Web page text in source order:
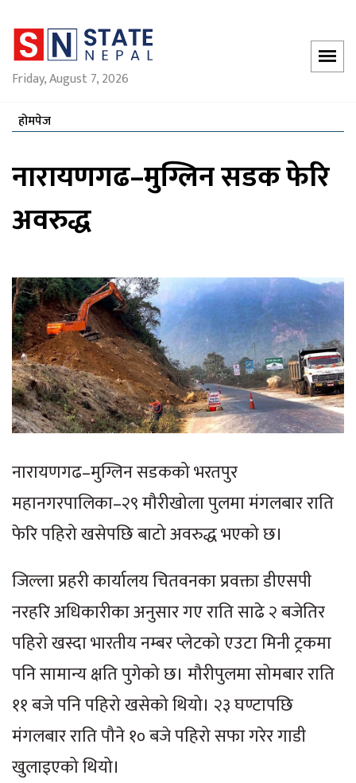
Friday, August 7, 2026
होमपेज
नारायणगढ–मुग्लिन सडक फेरि
अवरुद्ध
नारायणगढ–मुग्लिन सडकको भरतपुर
महानगरपालिका–२९ मौरीखोला पुलमा मंगलबार राति
फेरि पहिरो खसेपछि बाटो अवरुद्ध भएको छ।
जिल्ला प्रहरी कार्यालय चितवनका प्रवक्ता डीएसपी
नरहरि अधिकारीका अनुसार गए राति साढे २ बजेतिर
पहिरो खस्दा भारतीय नम्बर प्लेटको एउटा मिनी ट्रकमा
पनि सामान्य क्षति पुगेको छ। मौरीपुलमा सोमबार राति
११ बजे पनि पहिरो खसेको थियो। २३ घण्टापछि
मंगलबार राति पौने १० बजे पहिरो सफा गरेर गाडी
खुलाइएको थियो।